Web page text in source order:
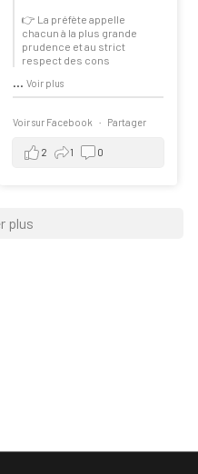
👉 La préfète appelle
chacun à la plus grande
prudence et au strict
respect des cons
...Voir plus
Voir sur Facebook · Partager
2 1 0
plus